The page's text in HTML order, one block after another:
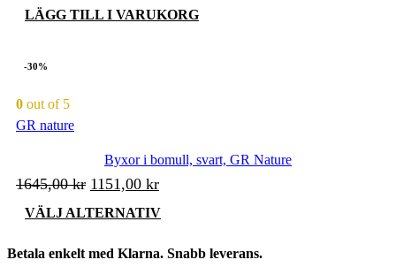
LÄGG TILL I VARUKORG
-30%
0 out of 5
GR nature
Byxor i bomull, svart, GR Nature
1645,00kr Det
ursprungliga
var:
1151,00 krDet
nuvarande
är:
VÄLJ ALTERNATIV
har
Betala enkelt med Klarna. Snabb leverans.